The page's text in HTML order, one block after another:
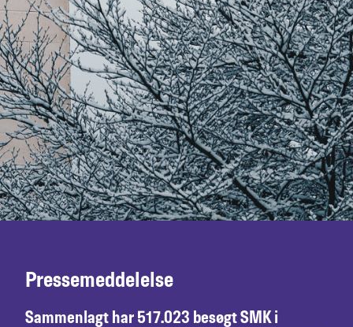
Pressemeddelelse
Sammenlagt har 517.023 besøgt SMK i